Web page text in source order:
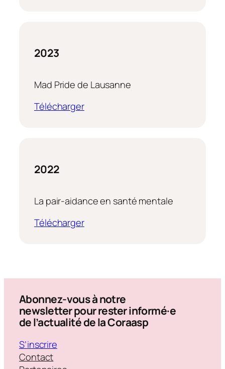
2023
Mad Pride de Lausanne
Télécharger
2022
La pair-aidance en santé mentale
Télécharger
Abonnez-vous à notre
newsletter pour rester informé·e
de l’actualité de la Coraasp
S’inscrire
Contact